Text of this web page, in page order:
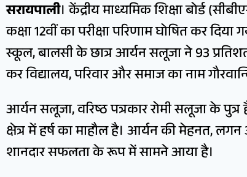
सरायपाली। केंद्रीय माध्यमिक शिक्षा बोर्ड
कक्षा 12वीं का परीक्षा परिणाम घोषित कर दिया
स्कूल, बालसी के छात्र आर्यन सलूजा ने 93
कर विद्यालय, परिवार और समाज का नाम
आर्यन सलूजा, वरिष्ठ पत्रकार रोमी सलूजा के
क्षेत्र में हर्ष का माहौल है। आर्यन की मेहनत,
शानदार सफलता के रूप में सामने आया है।